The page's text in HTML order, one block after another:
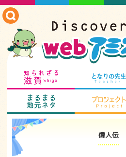
知られざる滋賀
まるまる地元ネタ
偉人伝